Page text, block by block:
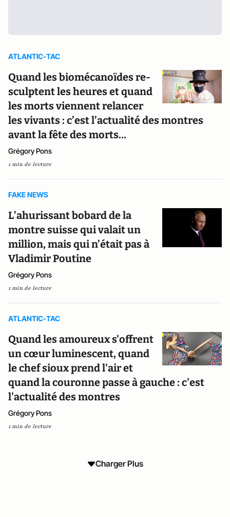
ATLANTIC-TAC
Quand les biomécanoïdes re-
sculptent les heures et quand
les morts viennent relancer
les vivants : c’est l’actualité des montres
avant la fête des morts…
Grégory Pons
1 min de lecture
FAKE NEWS
L’ahurissant bobard de la
montre suisse qui valait un
million, mais qui n’était pas à
Vladimir Poutine
Grégory Pons
1 min de lecture
ATLANTIC-TAC
Quand les amoureux s'offrent
un cœur luminescent, quand
le chef sioux prend l'air et
quand la couronne passe à gauche : c'est
l'actualité des montres
Grégory Pons
1 min de lecture
Charger Plus